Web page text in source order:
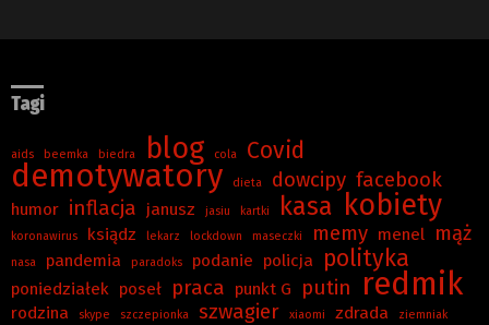
Tagi
aids beemka biedra blog cola Covid
demotywatory dieta dowcipy facebook
humor inflacja janusz jasiu kartki kasa kobiety
koronawirus ksiądz lekarz lockdown maseczki memy menel mąż
nasa pandemia paradoks podanie policja polityka
poniedziałek poseł praca punkt G putin redmik
rodzina skype szczepionka szwagier xiaomi zdrada
ziemniak